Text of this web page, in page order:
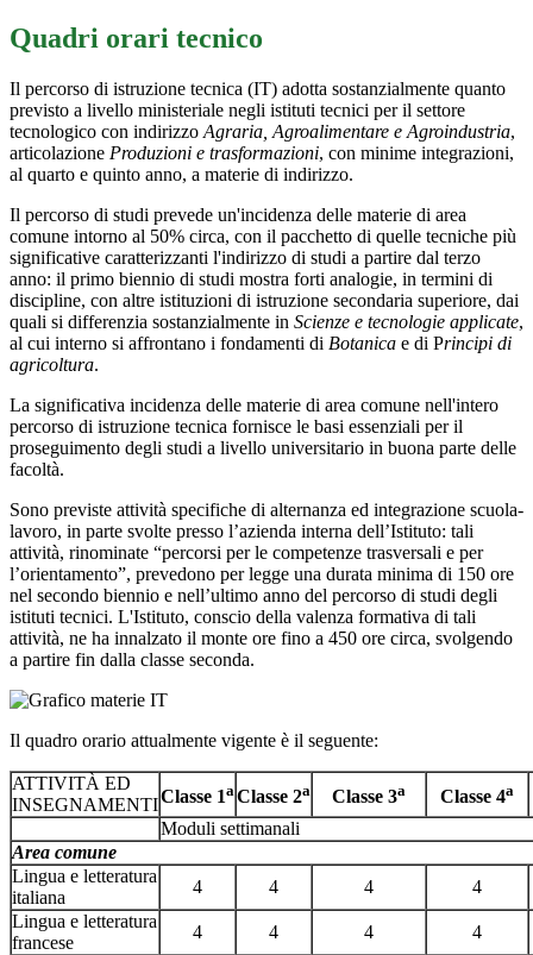
Quadri orari tecnico
Il percorso di istruzione tecnica (IT) adotta sostanzialmente quanto
previsto a livello ministeriale negli istituti tecnici per il settore
tecnologico con indirizzo Agraria, Agroalimentare e Agroindustria,
articolazione Produzioni e trasformazioni, con minime integrazioni,
al quarto e quinto anno, a materie di indirizzo.
Il percorso di studi prevede un'incidenza delle materie di area
comune intorno al 50% circa, con il pacchetto di quelle tecniche più
significative caratterizzanti l'indirizzo di studi a partire dal terzo
anno: il primo biennio di studi mostra forti analogie, in termini di
discipline, con altre istituzioni di istruzione secondaria superiore, dai
quali si differenzia sostanzialmente in Scienze e tecnologie applicate,
al cui interno si affrontano i fondamenti di Botanica e di Principi di
agricoltura.
La significativa incidenza delle materie di area comune nell'intero
percorso di istruzione tecnica fornisce le basi essenziali per il
proseguimento degli studi a livello universitario in buona parte delle
facoltà.
Sono previste attività specifiche di alternanza ed integrazione scuola-
lavoro, in parte svolte presso l’azienda interna dell’Istituto: tali
attività, rinominate “percorsi per le competenze trasversali e per
l’orientamento”, prevedono per legge una durata minima di 150 ore
nel secondo biennio e nell’ultimo anno del percorso di studi degli
istituti tecnici. L'Istituto, conscio della valenza formativa di tali
attività, ne ha innalzato il monte ore fino a 450 ore circa, svolgendo
a partire fin dalla classe seconda.
Il quadro orario attualmente vigente è il seguente:
ATTIVITÀ ED
INSEGNAMENTIClasse 1aClasse 2a Classe 3a Classe 4a
Moduli settimanali
Area comune
Lingua e letteratura
italiana
4 4 4
4
Lingua e letteratura
francese
4 4 4
4